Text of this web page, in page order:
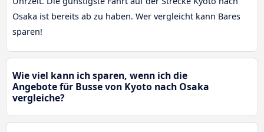
Osaka ist bereits ab zu haben. Wer vergleicht kann Bares
sparen!
Wie viel kann ich sparen, wenn ich die
Angebote für Busse von Kyoto nach Osaka
vergleiche?